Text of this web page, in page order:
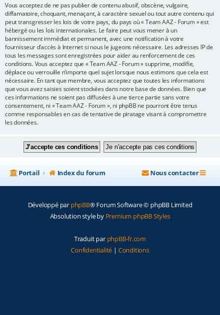
Vous acceptez de ne pas publier de contenu abusif, obscène, vulgaire,
diffamatoire, choquant, menaçant, à caractère sexuel ou tout autre contenu qui
peut transgresser les lois de votre pays, du pays où « Team AAZ - Forum » est
hébergé ou les lois internationales. Le faire peut vous mener à un
bannissement immédiat et permanent, avec une notification à votre
fournisseur d’accès à Internet si nous le jugeons nécessaire. Les adresses IP de
tous les messages sont enregistrées pour aider au renforcement de ces
conditions. Vous acceptez que « Team AAZ - Forum » supprime, modifie,
déplace ou verrouille n’importe quel sujet lorsque nous estimons que cela est
nécessaire. En tant que membre, vous acceptez que toutes les informations
que vous avez saisies soient stockées dans notre base de données. Bien que
ces informations ne soient pas diffusées à une tierce partie sans votre
consentement, ni « Team AAZ - Forum », ni phpBB ne pourront être tenus
comme responsables en cas de tentative de piratage visant à compromettre
les données.
Portail Index du forum Nous contacter
Développé par phpBB® Forum Software © phpBB Limited
Absolution style by Premium phpBB Styles
Traduit par phpBB-fr.com
Confidentialité | Conditions